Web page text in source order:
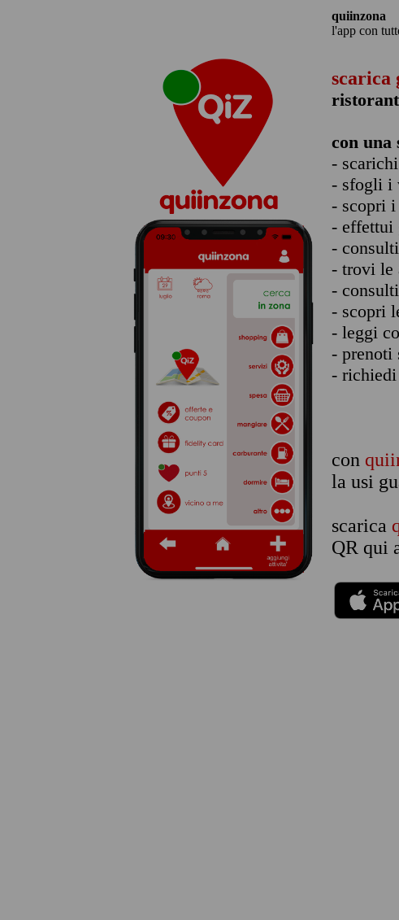
quiinzona
l'app con
scarica
con una
-
- sfogli i
- scopri i
- effettui
-
- trovi le
-
- scopri
- leggi
- prenoti
-
con
la usi
scarica
QR qui